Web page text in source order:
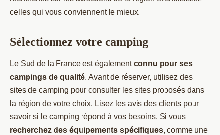
celles qui vous conviennent le mieux.
Sélectionnez votre camping
Le Sud de la France est égalementconnu pour ses
campings de qualité. Avant de réserver, utilisez des
sites de camping pour consulter les sites proposés dans
la région de votre choix. Lisez les avis des clients pour
savoir si le camping répond à vos besoins. Si vous
recherchez des équipements spécifiques, comme une